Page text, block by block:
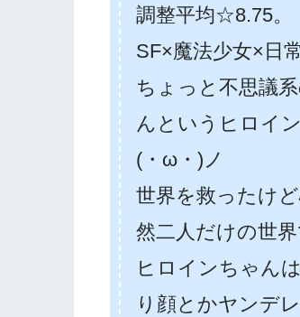
調整平均☆8.75。
SF×魔法少女×日常
ちょっと不思議
んというヒロイ
(・ω・)ノ
世界を救ったけ
然二人だけの世
ヒロインちゃん
り顔とかヤンデ